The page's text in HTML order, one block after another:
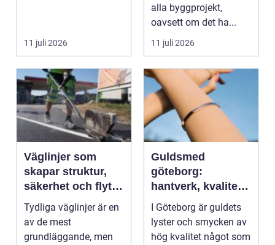
11 juli 2026
alla byggprojekt,
oavsett om det ha...
11 juli 2026
Väglinjer som
skapar struktur,
säkerhet och flyt i
trafiken
Tydliga väglinjer är en
av de mest
grundläggande, men
Guldsmed
göteborg:
hantverk, kvalitet
och personlig
service
I Göteborg är guldets
lyster och smycken av
hög kvalitet något som